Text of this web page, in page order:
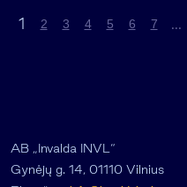
1 2 3 4 5 6 7 ...
AB „Invalda INVL“
Gynėjų g. 14, 01110 Vilnius